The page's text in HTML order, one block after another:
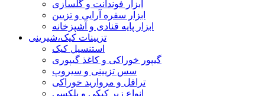
ابزار فوندانت و گلسازی
ابزار سفره آرایی و تزیین
ابزار پایه قنادی و آشپزخانه
تزیینات کیک،شیرینی
استنسیل کیک
گیپور خوراکی و کاغذ گیپوری
سس تزیینی و سیروپ
ترافل و مروارید خوراکی
انواع زیر کیکی و پلکسی